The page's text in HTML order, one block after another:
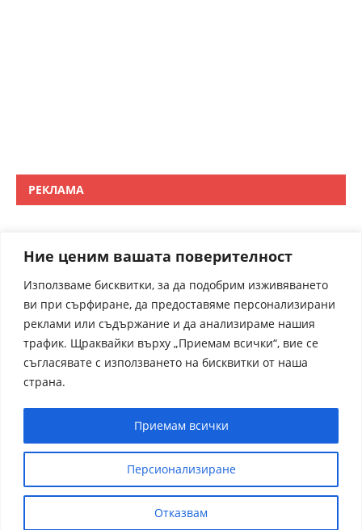
Ние ценим вашата поверителност
Използваме бисквитки, за да подобрим изживяването
ви при сърфиране, да предоставяме персонализирани
реклами или съдържание и да анализираме нашия
трафик. Щраквайки върху „Приемам всички“, вие се
съгласявате с използването на бисквитки от наша
страна.
Персионализиране
Отказвам
Приемам всички
РЕКЛАМА
receptite.online - Някои от рецептите са преведени от